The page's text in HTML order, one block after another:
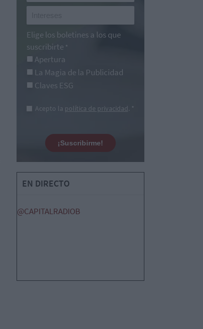
Elige los boletines a los que
suscribirte *
Apertura
La Magia de la Publicidad
Claves ESG
Acepto la política de privacidad. *
¡Suscribirme!
EN DIRECTO
@CAPITALRADIOB